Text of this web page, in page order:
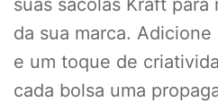
da sua marca.
e um toque de
cada bolsa uma